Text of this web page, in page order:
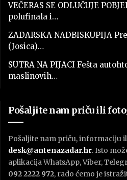
VEČERAS SE ODLUČUJE
polufinala i…
ZADARSKA NADBISKUPIJA
(Josica)…
SUTRA NA PIJACI Fešta
maslinovih…
Pošaljite nam priču ili
Pošaljite nam priču, informaciju
desk@antenazadar.hr. Isto
aplikacija WhatsApp, Viber,
092 2222 972, rado ćemo je